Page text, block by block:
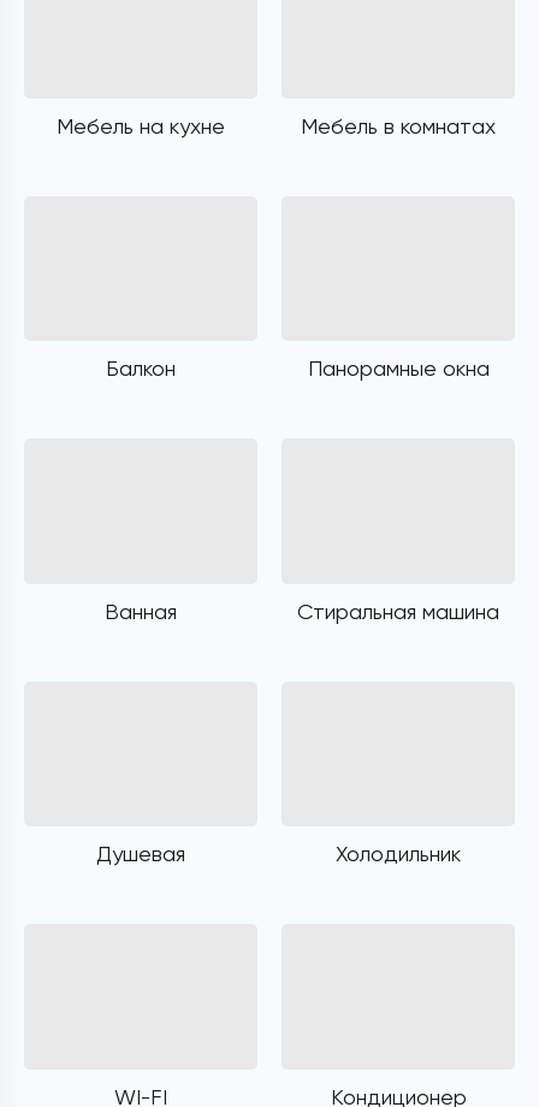
Мебель на кухне Мебель в комнатах
Балкон Панорамные окна
Ванная Стиральная машина
Душевая Холодильник
WI-FI Кондиционер